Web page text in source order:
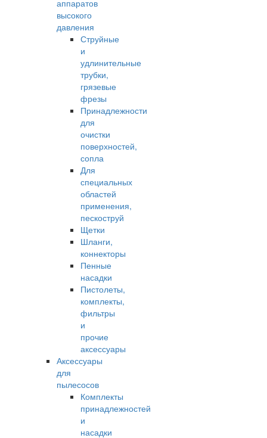
аппаратов
высокого
давления
Струйные
и
удлинительные
трубки,
грязевые
фрезы
Принадлежности
для
очистки
поверхностей,
сопла
Для
специальных
областей
применения,
пескоструй
Щетки
Шланги,
коннекторы
Пенные
насадки
Пистолеты,
комплекты,
фильтры
и
прочие
аксессуары
Аксессуары
для
пылесосов
Комплекты
принадлежностей
и
насадки